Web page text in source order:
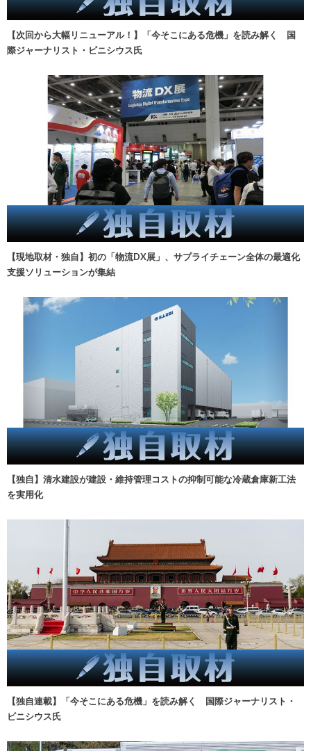
【次回から大幅リニューアル！】「今そこにある危機」を読み解く 国
際ジャーナリスト・ビニシウス氏
【現地取材・独自】初の「物流DX展」、サプライチェーン全体の最適化
支援ソリューションが集結
【独自】清水建設が建設・維持管理コストの抑制可能な冷蔵倉庫新工法
を実用化
【独自連載】「今そこにある危機」を読み解く 国際ジャーナリスト・
ビニシウス氏